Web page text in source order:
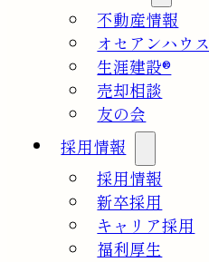
不動産情報
オセアンハウス
生涯建設®
売却相談
友の会
採用情報
採用情報
新卒採用
キャリア採用
福利厚生